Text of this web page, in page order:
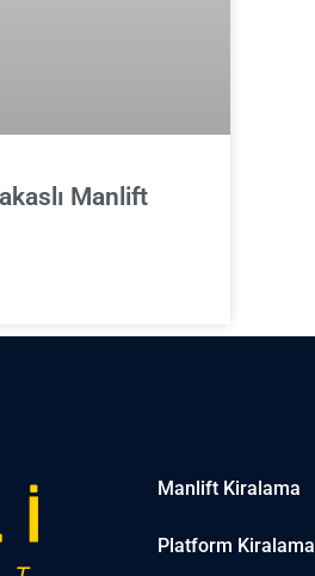
Manlift
Manlift Kiralama
Platform Kiralama